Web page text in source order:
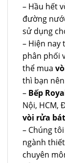
– Hầu hết
đường
sử dụng
– Hiện
phân phối
thể mua
thì bạn
– Bếp
Nội, HCM,
vòi rửa
– Chúng
ngành
chuyên